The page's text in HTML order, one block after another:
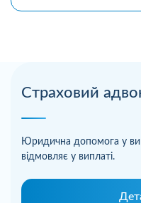
Страховий
Юридична допомога у
відмовляє у виплаті.